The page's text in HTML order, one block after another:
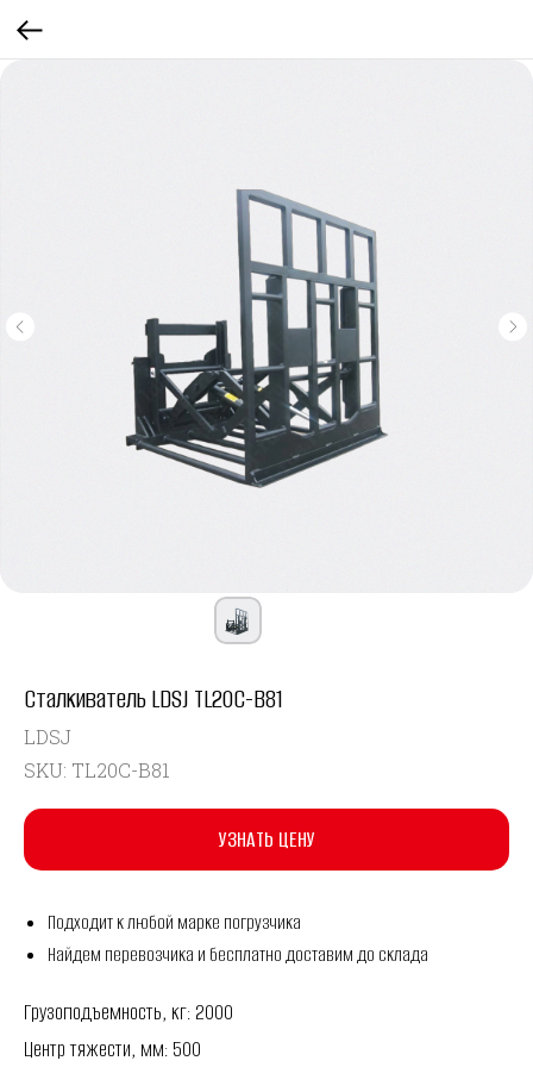
Сталкиватель LDSJ TL20C-B81
LDSJ
SKU: TL20C-B81
УЗНАТЬ ЦЕНУ
Подходит к любой марке погрузчика
Найдем перевозчика и бесплатно доставим до склада
Грузоподъемность, кг: 2000
Центр тяжести, мм: 500